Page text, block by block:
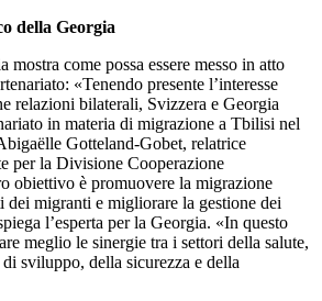
della Georgia
mostra come possa essere messo in atto
«Tenendo presente l’interesse
relazioni bilaterali, Svizzera e Georgia
in materia di migrazione a Tbilisi nel
Gotteland-Gobet, relatrice
per la Divisione Cooperazione
obiettivo è promuovere la migrazione
migranti e migliorare la gestione dei
l’esperta per la Georgia. «In questo
meglio le sinergie tra i settori della salute,
sviluppo, della sicurezza e della